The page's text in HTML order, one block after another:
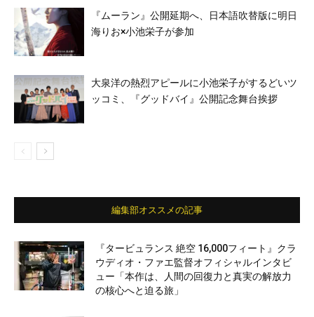
『ムーラン』公開延期へ、日本語吹替版に明日
海りお×小池栄子が参加
大泉洋の熱烈アピールに小池栄子がするどいツ
ッコミ、『グッドバイ』公開記念舞台挨拶
編集部オススメの記事
『タービュランス 絶空 16,000フィート』クラ
ウディオ・ファエ監督オフィシャルインタビ
ュー「本作は、人間の回復力と真実の解放力
の核心へと迫る旅」